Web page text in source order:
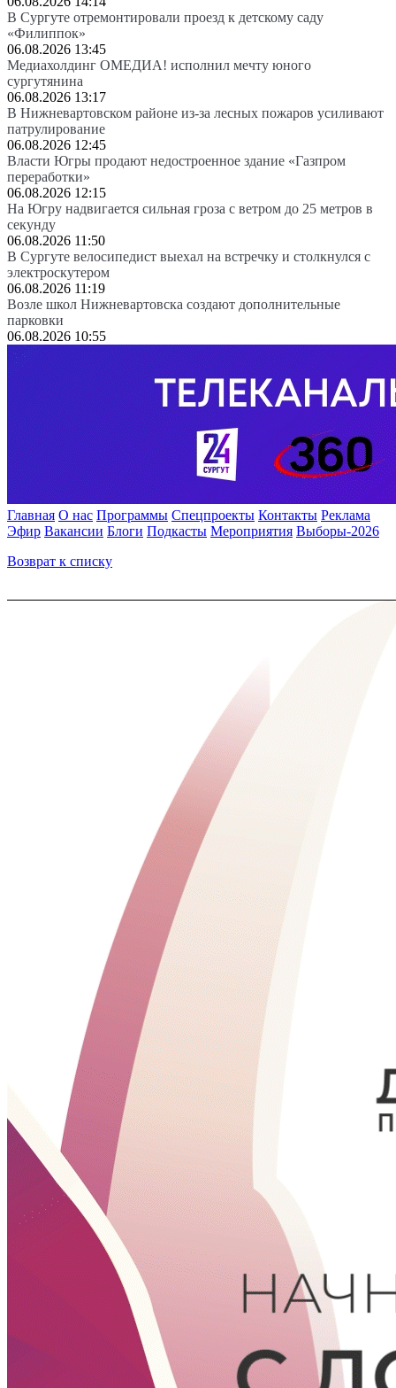
В Сургуте отремонтировали проезд к детскому саду
«Филиппок»
06.08.2026 13:45
Медиахолдинг ОМЕДИА! исполнил мечту юного
сургутянина
06.08.2026 13:17
В Нижневартовском районе из-за лесных пожаров усиливают
патрулирование
06.08.2026 12:45
Власти Югры продают недостроенное здание «Газпром
переработки»
06.08.2026 12:15
На Югру надвигается сильная гроза с ветром до 25 метров в
секунду
06.08.2026 11:50
В Сургуте велосипедист выехал на встречку и столкнулся с
электроскутером
06.08.2026 11:19
Возле школ Нижневартовска создают дополнительные
парковки
06.08.2026 10:55
Главная О нас Программы Спецпроекты Контакты Реклама
Эфир Вакансии Блоги Подкасты Мероприятия Выборы-2026
Возврат к списку